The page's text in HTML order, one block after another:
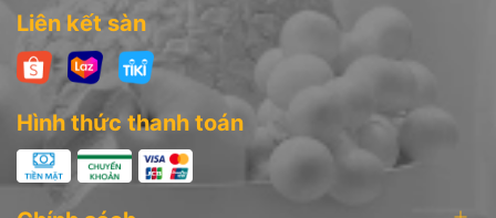
Liên kết sàn
Hình thức thanh toán